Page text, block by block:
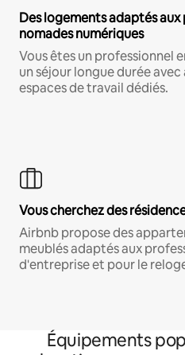
Des logements adaptés
nomades numériques
Vous êtes un professionnel
un séjour longue durée
espaces de travail dédiés.
Vous cherchez des
Airbnb propose des
meublés adaptés aux
d'entreprise et pour le
Équipements